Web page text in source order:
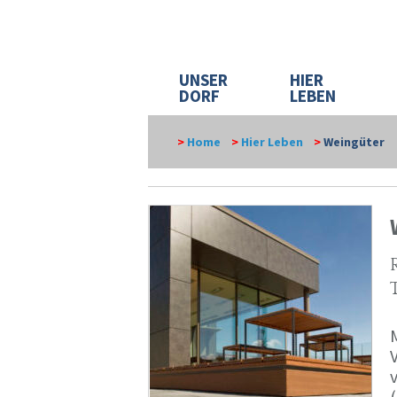
UNSER
DORF
HIER
LEBEN
> Home > Hier Leben >Weingüter